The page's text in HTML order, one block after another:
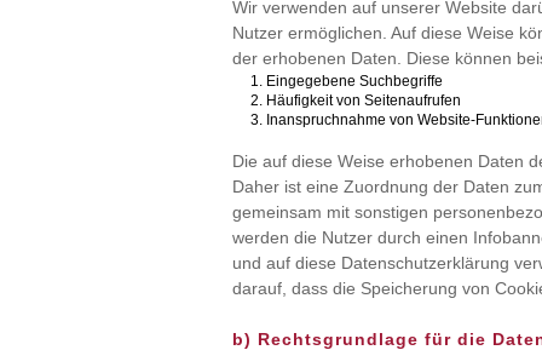
Wir verwenden auf unserer Website
Nutzer ermöglichen. Auf diese Weise
der erhobenen Daten. Diese können
Eingegebene Suchbegriffe
Häufigkeit von Seitenaufrufen
Inanspruchnahme von Website-
Die auf diese Weise erhobenen Daten
Daher ist eine Zuordnung der Daten
gemeinsam mit sonstigen
werden die Nutzer durch einen
und auf diese Datenschutzerklärung
darauf, dass die Speicherung von
b) Rechtsgrundlage für die